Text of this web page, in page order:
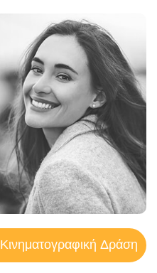
Κινηματογραφική Δράση